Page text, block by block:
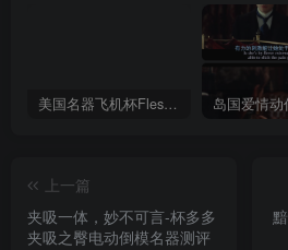
美国名器飞机杯Fleshlight 【Quickshot-Vantage 双头飞机杯】完全评测
上一篇
夹吸一体，妙不可言-杯多多
夹吸之臀电动倒模名器测评